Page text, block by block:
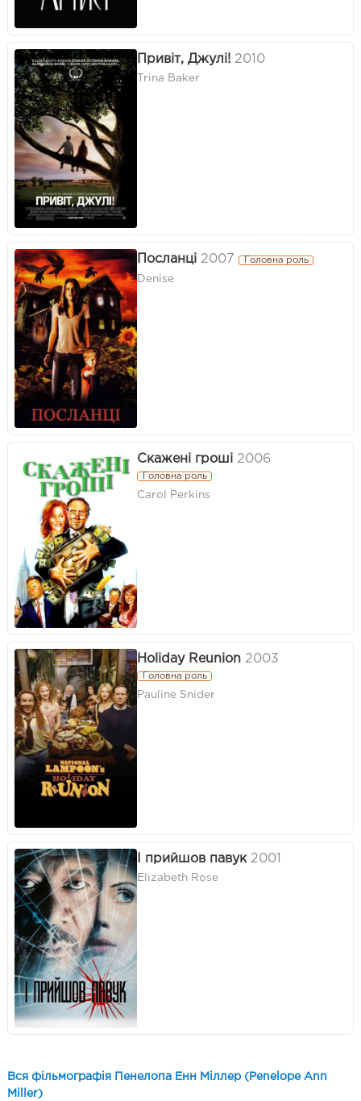
Привіт, Джулі! 2010
Trina Baker
Посланці 2007 Головна роль
Denise
Скажені гроші 2006
Головна роль
Carol Perkins
Holiday Reunion 2003
Головна роль
Pauline Snider
І прийшов павук 2001
Elizabeth Rose
Вся фільмографія Пенелопа Енн Міллер (Penelope Ann
Miller)